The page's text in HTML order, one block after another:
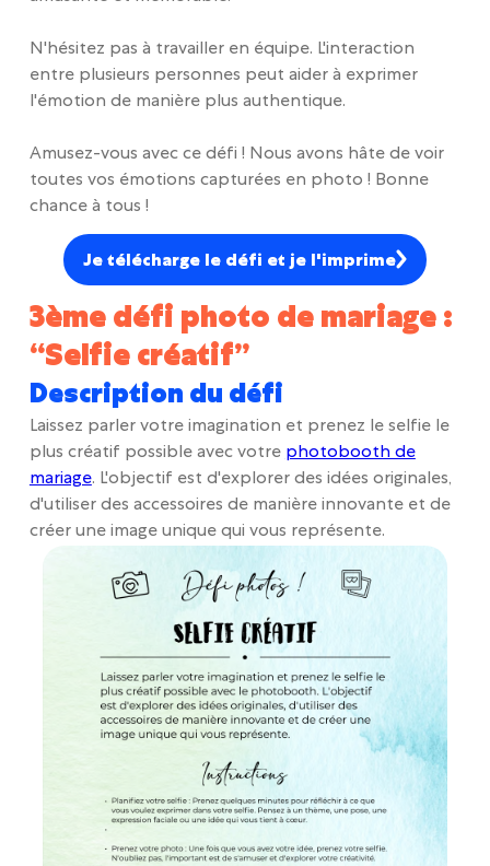
N'hésitez pas à travailler en équipe. L'interaction
entre plusieurs personnes peut aider à exprimer
l'émotion de manière plus authentique.
Amusez-vous avec ce défi ! Nous avons hâte de voir
toutes vos émotions capturées en photo ! Bonne
chance à tous !
Je télécharge le défi et je l'imprime
3ème défi photo de mariage :
“Selfie créatif”
Description du défi
Laissez parler votre imagination et prenez le selfie le
plus créatif possible avec votre photobooth de
mariage. L'objectif est d'explorer des idées originales,
d'utiliser des accessoires de manière innovante et de
créer une image unique qui vous représente.